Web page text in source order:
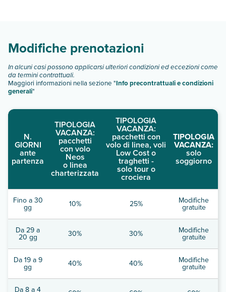
camera doppia vista mare laterale
camera deluxe
camera deluxe con idromassaggio
suite
camera doppia uso singola
Scopri tutti i dettagli nel paragrafo dedicato "
descrizione".
Modifiche prenotazioni
In alcuni casi possono applicarsi ulteriori condizioni ed eccezioni come
da termini contrattuali.
Maggiori informazioni nella sezione "Info precontrattuali e condizioni
generali"
N.
GIORNI
ante
partenza
TIPOLOGIA
VACANZA:
pacchetti
con volo
Neos
o linea
charterizzata
TIPOLOGIA
VACANZA:
pacchetti con
volo di linea, voli
Low Cost o
traghetti -
solo tour o
crociera
TIPOLOGIA
VACANZA:
solo
soggiorno
Fino a 30
gg 10% 25% Modifiche
gratuite
Da 29 a
20 gg 30% 30% Modifiche
gratuite
Da 19 a 9
gg 40% 40% Modifiche
gratuite
Da 8 a 4